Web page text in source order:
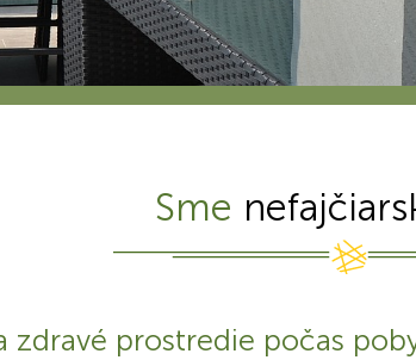
Sme
zdravé prostredie počas